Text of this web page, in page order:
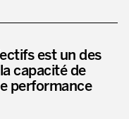
est un des
capacité de
performance